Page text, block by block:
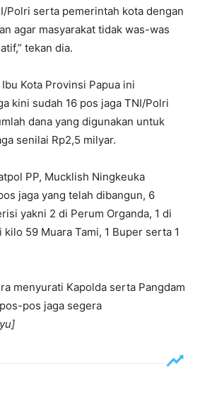
Polri serta pemerintah kota dengan
agar masyarakat tidak was-was
tekan dia.
Kota Provinsi Papua ini
kini sudah 16 pos jaga TNI/Polri
dana yang digunakan untuk
senilai Rp2,5 milyar.
PP, Mucklish Ningkeuka
jaga yang telah dibangun, 6
yakni 2 di Perum Organda, 1 di
kilo 59 Muara Tami, 1 Buper serta 1
menyurati Kapolda serta Pangdam
pos jaga segera